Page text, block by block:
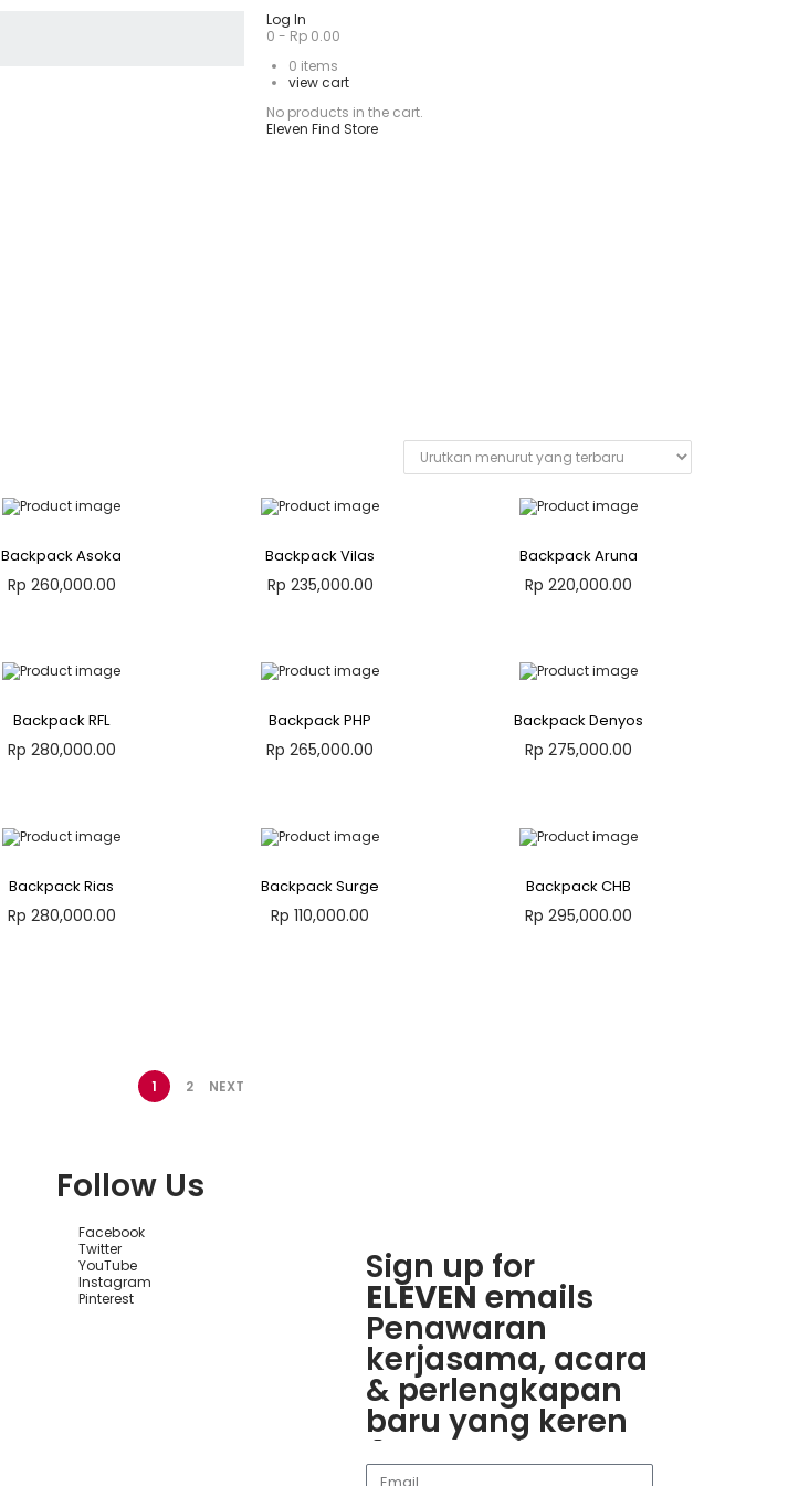
Log In
0 - Rp0.00
0 items
view cart
No products in the cart.
Eleven Find Store
Backpack Asoka
Rp 260,000.00
Add to Wishlist
Backpack Vilas
Rp 235,000.00
Add to Wishlist
Backpack Aruna
Rp 220,000.00
Add to Wishlist
Backpack RFL
Rp 280,000.00
Add to Wishlist
Backpack PHP
Rp 265,000.00
Add to Wishlist
Backpack Denyos
Rp 275,000.00
Add to Wishlist
Backpack Rias
Rp 280,000.00
Backpack Surge
Rp 110,000.00
Backpack CHB
Rp 295,000.00
1 2 NEXT
Follow Us
Facebook
Twitter
YouTube
Instagram
Pinterest
Sign up for
ELEVEN emails
Penawaran
kerjasama, acara
& perlengkapan
baru yang keren
Rasakan
Mainkan1windan
Če obožujete
Visitagoobety